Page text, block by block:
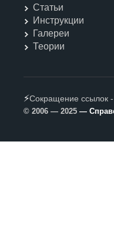
Статьи
Инструкции
Галереи
Теории
⚡Сокращение ссылок -
© 2006 — 2025 —